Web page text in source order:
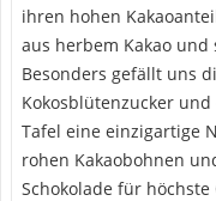
ihren hohen
aus herbem Kakao
Besonders gefällt uns
Kokosblütenzucker
Tafel eine einzigartige
rohen Kakaobohnen
Schokolade für